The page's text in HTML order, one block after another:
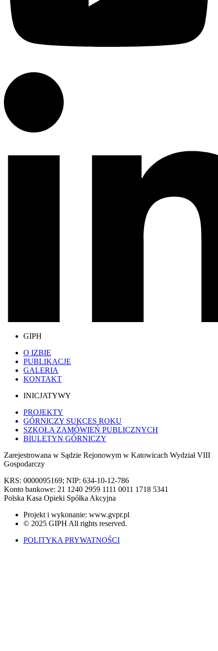
GIPH
O IZBIE
PUBLIKACJE
GALERIA
KONTAKT
INICJATYWY
PROJEKTY
GÓRNICZY SUKCES ROKU
SZKOŁA ZAMÓWIEŃ PUBLICZNYCH
BIULETYN GÓRNICZY
Zarejestrowana w Sądzie Rejonowym w Katowicach Wydział VIII
Gospodarczy
KRS: 0000095169; NIP: 634-10-12-786
Konto bankowe: 21 1240 2959 1111 0011 1718 5341
Polska Kasa Opieki Spółka Akcyjna
Projekt i wykonanie: www.gvpr.pl
© 2025 GIPH All rights reserved.
POLITYKA PRYWATNOŚCI